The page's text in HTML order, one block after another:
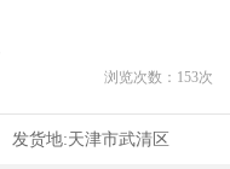
浏览次数： 153次
发货地:天津市武清区